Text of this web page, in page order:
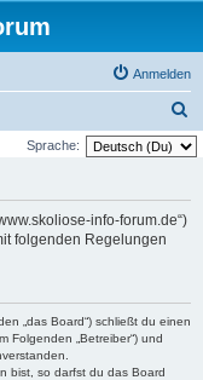
Anmelden
u
Sprache:
info-forum.de“)
folgenden Regelungen
„das Board“) schließt du einen
Folgenden „Betreiber“) und
bist, so darfst du das Board